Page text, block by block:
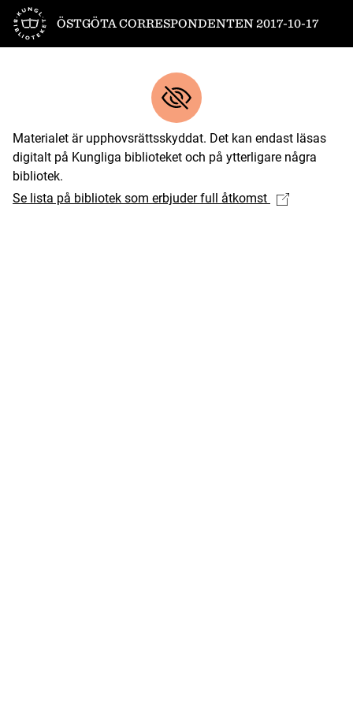
Till startsidan
ÖSTGÖTA CORRESPONDENTEN 2017-10-17
Materialet är upphovsrättsskyddat. Det kan endast läsas
digitalt på Kungliga biblioteket och på ytterligare några
bibliotek.
Se lista på bibliotek som erbjuder full åtkomst